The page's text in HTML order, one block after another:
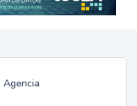
Agencia